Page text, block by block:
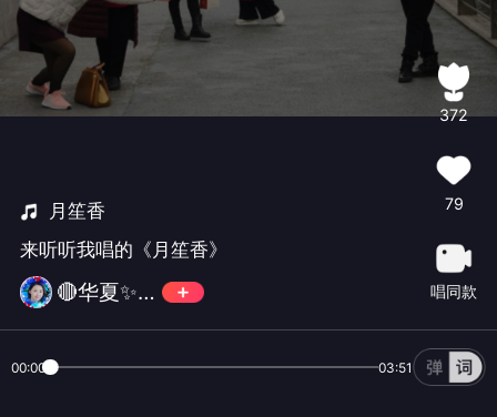
月笙香
来听听我唱的《月笙香》
🔴华夏✨世界之秀💎
372
79
唱同款
00:00 03:51